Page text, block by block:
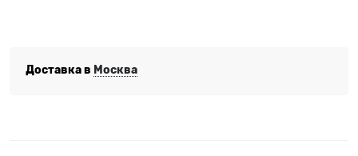
Доставка в Москва